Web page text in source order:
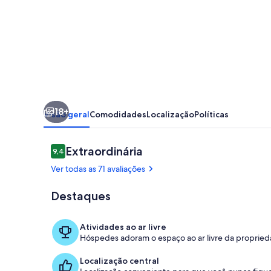
18+
Visão geralComodidadesLocalizaçãoPolíticas
Avaliações
9,49,4 de 10
Extraordinária
Ver todas as 71 avaliações
Destaques
Atividades ao ar livre
Hóspedes adoram o espaço ao ar livre da
Localização central